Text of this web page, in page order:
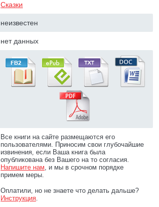
Сказки
неизвестен
нет данных
Все книги на сайте размещаются его
пользователями. Приносим свои глубочайшие
извинения, если Ваша книга была
опубликована без Вашего на то согласия.
Напишите нам, и мы в срочном порядке
примем меры.
Оплатили, но не знаете что делать дальше?
Инструкция.